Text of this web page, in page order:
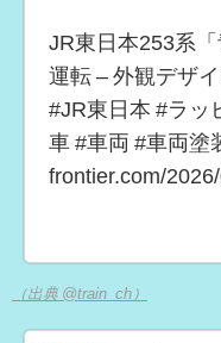
JR東日本253系
運転 – 外観デザ
#JR東日本 #ラッ
車 #車両 #車両塗
frontier.com/
（出典 @train_ch）